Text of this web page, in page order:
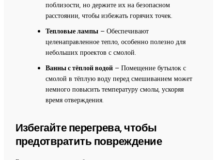
поблизости, но держите их на безопасном
расстоянии, чтобы избежать горячих точек.
Тепловые лампы– Обеспечивают
целенаправленное тепло, особенно полезно для
небольших проектов с смолой.
Ванны с тёплой водой– Помещение бутылок с
смолой в тёплую воду перед смешиванием может
немного повысить температуру смолы, ускоряя
время отверждения.
Избегайте перегрева, чтобы
предотвратить повреждение